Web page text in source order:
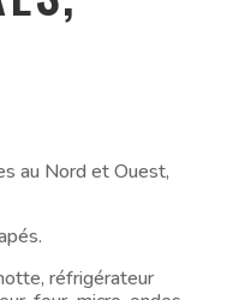
au Nord et Ouest,
réfrigérateur